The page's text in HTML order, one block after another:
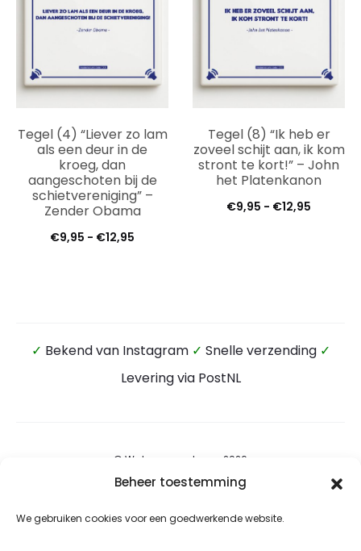
Beheer toestemming
We gebruiken cookies voor een goedwerkende website.
Tegel (4) “Liever zo lam
als een deur in de
kroeg, dan
aangeschoten bij de
schietvereniging” –
Zender Obama
€9,95 - €12,95
Tegel (8) “Ik heb er
zoveel schijt aan, ik kom
stront te kort!” – John
het Platenkanon
€9,95 - €12,95
✓ Bekend van Instagram ✓ Snelle verzending ✓
Levering via PostNL
© Wateensound.com 2026